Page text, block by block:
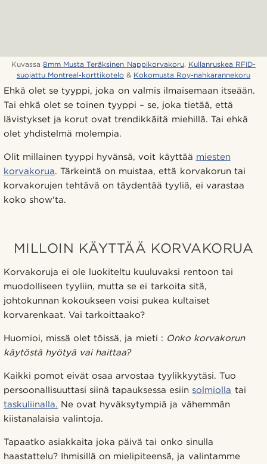
Kuvassa 8mm Musta Teräksinen Nappikorvakoru, Kullanruskea RFID-
suojattu Montreal-korttikotelo & Kokomusta Roy-nahkarannekoru
Ehkä olet se tyyppi, joka on valmis ilmaisemaan itseään.
Tai ehkä olet se toinen tyyppi – se, joka tietää, että
lävistykset ja korut ovat trendikkäitä miehillä. Tai ehkä
olet yhdistelmä molempia.
Olit millainen tyyppi hyvänsä, voit käyttää miesten
korvakorua. Tärkeintä on muistaa, että korvakorun tai
korvakorujen tehtävä on täydentää tyyliä, ei varastaa
koko show'ta.
MILLOIN KÄYTTÄÄ KORVAKORUA
Korvakoruja ei ole luokiteltu kuuluvaksi rentoon tai
muodolliseen tyyliin, mutta se ei tarkoita sitä,
johtokunnan kokoukseen voisi pukea kultaiset
korvarenkaat. Vai tarkoittaako?
Huomioi, missä olet töissä, ja mieti : Onko korvakorun
käytöstä hyötyä vai haittaa?
Kaikki pomot eivät osaa arvostaa tyylikkyytäsi. Tuo
persoonallisuuttasi siinä tapauksessa esiin solmiolla tai
taskuliinalla. Ne ovat hyväksytympiä ja vähemmän
kiistanalaisia valintoja.
Tapaatko asiakkaita joka päivä tai onko sinulla
haastattelu? Ihmisillä on mielipiteensä, ja valintamme